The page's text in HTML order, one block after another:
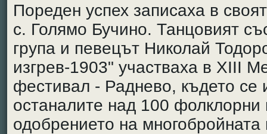
Пореден успех записаха в
с. Голямо Бучино. Танцовият
група и певецът Николай
изгрев-1903" участваха в ХІІІ
фестивал - Раднево, където се
останалите над 100 фолклорни
одобрението на